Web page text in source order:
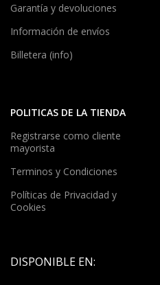
Garantía y devoluciones
Información de envíos
Billetera (info)
POLITICAS DE LA TIENDA
Registrarse como cliente
mayorista
Terminos y Condiciones
Políticas de Privacidad y
Cookies
DISPONIBLE EN: